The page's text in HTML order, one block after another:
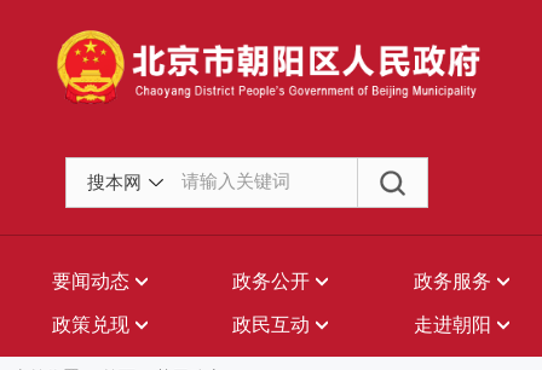
搜本网
要闻动态 政务公开 政务服务
政策兑现 政民互动 走进朝阳